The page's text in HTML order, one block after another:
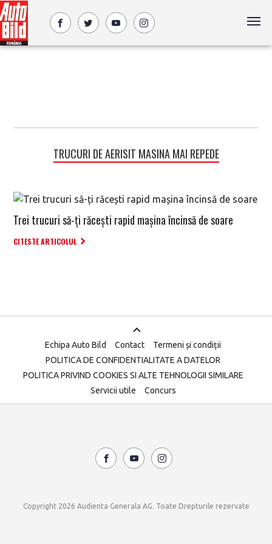
TRUCURI DE AERISIT MASINA MAI REPEDE
Trei trucuri să-ți răcești rapid mașina încinsă de soare
CITESTE ARTICOLUL
Echipa Auto Bild Contact
Termeni și condiții
POLITICA DE CONFIDENTIALITATE A DATELOR
POLITICA PRIVIND COOKIES SI ALTE TEHNOLOGII SIMILARE
Servicii utile
Concurs
Copyright 2026 Audienta Generala AG. Toate Drepturile rezervate